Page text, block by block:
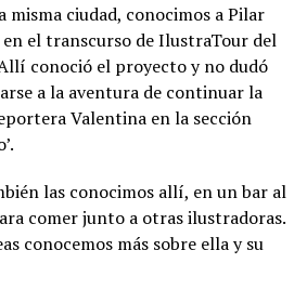
misma ciudad, conocimos a Pilar
el transcurso de IlustraTour del
conoció el proyecto y no dudó
a la aventura de continuar la
Valentina en la sección
las conocimos allí, en un bar al
comer junto a otras ilustradoras.
conocemos más sobre ella y su